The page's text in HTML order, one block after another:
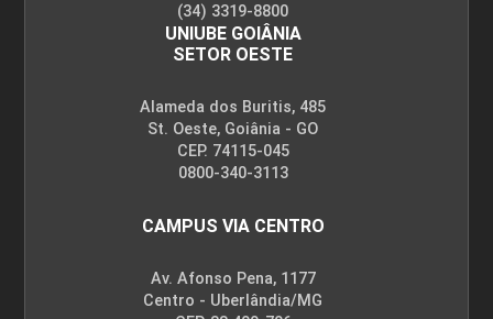
(34) 3319-8800
UNIUBE GOIÂNIA
SETOR OESTE
Alameda dos Buritis, 485
St. Oeste, Goiânia - GO
CEP. 74115-045
0800-340-3113
CAMPUS VIA CENTRO
Av. Afonso Pena, 1177
Centro - Uberlândia/MG